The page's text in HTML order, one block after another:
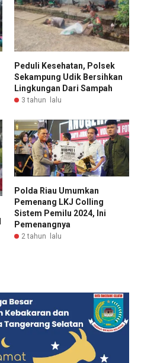
Peduli Kesehatan, Polsek
Sekampung Udik Bersihkan
Lingkungan Dari Sampah
3 tahun lalu
Polda Riau Umumkan
Pemenang LKJ Colling
Sistem Pemilu 2024, Ini
Pemenangnya
2 tahun lalu